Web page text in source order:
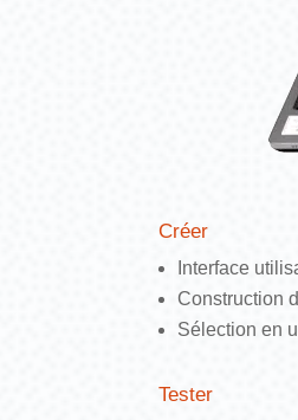
Créer
Interface
Construction
Sélection en
Tester